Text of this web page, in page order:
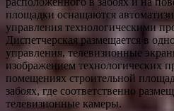
площадки оснащаются
управления технологическими
Диспетчерская размещается в
управления, телевизионные
изображением технологических
помещениях строительной
забоях, где соответственно
телевизионные камеры.